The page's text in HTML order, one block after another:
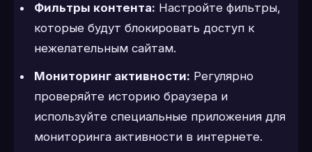
Фильтры контента: Настройте фильтры,
которые будут блокировать доступ к
нежелательным сайтам.
Мониторинг активности: Регулярно
проверяйте историю браузера и
используйте специальные приложения для
мониторинга активности в интернете.